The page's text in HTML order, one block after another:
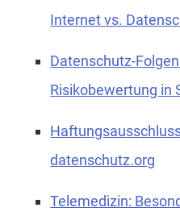
Internet vs.
Datenschutz-
Risikobewertung in
datenschutz.org
Telemedizin: